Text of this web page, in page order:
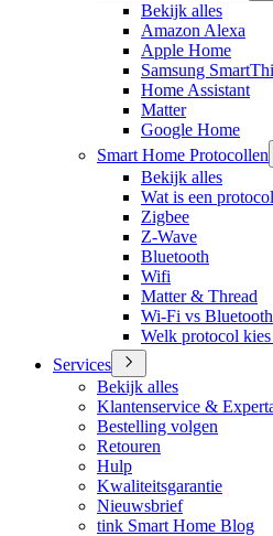
Bekijk alles
Amazon Alexa
Apple Home
Samsung
Home Assistant
Matter
Google Home
Smart Home Protocollen
Bekijk alles
Wat is een
Zigbee
Z-Wave
Bluetooth
Wifi
Matter & Thread
Wi-Fi vs Bluetooth
Welk protocol
Services
Bekijk alles
Klantenservice &
Bestelling volgen
Retouren
Hulp
Kwaliteitsgarantie
Nieuwsbrief
tink Smart Home Blog